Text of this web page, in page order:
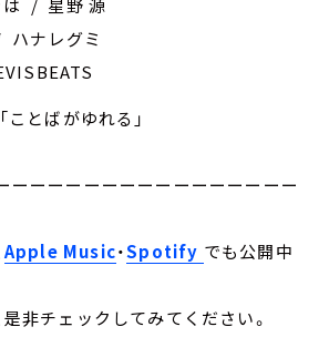
は / 星野 源
ナレグミ
とばがゆれる」
ーーーーーーーーーーーーーーーー
Apple Music・Spotify でも公開中
非チェックしてみてください。